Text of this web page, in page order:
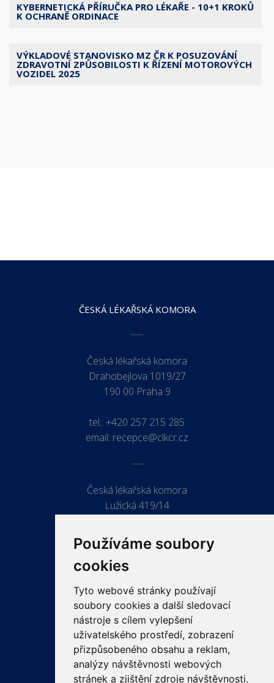
Používáme soubory
cookies
Tyto webové stránky používají
soubory cookies a další sledovací
nástroje s cílem vylepšení
uživatelského prostředí, zobrazení
přizpůsobeného obsahu a reklam,
analýzy návštěvnosti webových
stránek a zjištění zdroje návštěvnosti.
KYBERNETICKÁ PŘÍRUČKA PRO LÉKAŘE - 10+1 KROKŮ
K OCHRANĚ ORDINACE
VÝKLADOVÉ STANOVISKO MZ ČR K POSUZOVÁNÍ
ZDRAVOTNÍ ZPŮSOBILOSTI K ŘÍZENÍ MOTOROVÝCH
VOZIDEL 2025
ČESKÁ LÉKAŘSKÁ KOMORA
Česká lékařská komora
Drahobejlova 1019/27
190 00 Praha 9
tel.: +420 257 215 285
email: recepce@clkcr.cz
Česká lékařská komora
Lužická 419/14
ODKAZY
PRO LÉKAŘE
PRO VEŘEJNOST
VZDĚLÁVÁNÍ